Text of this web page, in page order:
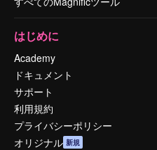
はじめに
Academy
ドキュメント
サポート
利用規約
プライバシーポリシー
オリジナル 新規